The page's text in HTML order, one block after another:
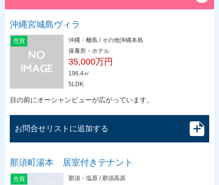
沖縄宮城島ヴィラ
売買
沖縄・離島 / その他沖縄本島
保養所・ホテル
35,000万円
196.4㎡
5LDK
目の前にオーシャンビューが広がっています。
お問合せリストに追加する
那須町湯本 居室付きテナント
売買
那須・塩原 / 那須高原